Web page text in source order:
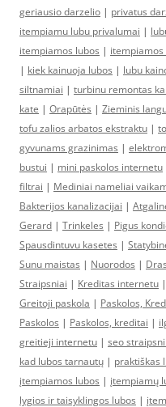
geriausio darzelio | privatus
itempiamu lubu privalumai |
itempiamos lubos | itempiamos
| kiek kainuoja lubos | lubu
siltnamiai | turbinu remontas
kate | Orapūtės | Zieminis
tofu zalios arbatos ekstraktu |
gyvunams grazinimas |
bustui | mini paskolos internetu
filtrai | Mediniai nameliai
Bakterijos kanalizacijai |
Gerard | Trinkeles | Pigus
Spausdintuvu kasetes |
Sunu maistas | Nuorodos |
Straipsniai | Kreditas internetu |
Greitoji paskola | Paskolos,
Paskolos | Paskolos, kreditai |
greitieji internetu | seo
kad lubos tarnautų | praktiškas
įtempiamos lubos | įtempiamų
lygios ir taisyklingos lubos |